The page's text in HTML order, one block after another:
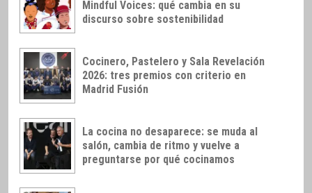
Mindful Voices: qué cambia en su
discurso sobre sostenibilidad
Cocinero, Pastelero y Sala Revelación
2026: tres premios con criterio en
Madrid Fusión
La cocina no desaparece: se muda al
salón, cambia de ritmo y vuelve a
preguntarse por qué cocinamos